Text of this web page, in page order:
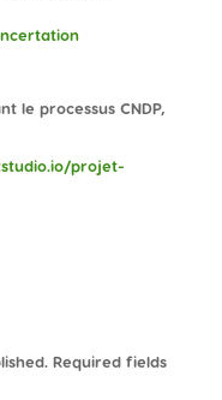
le processus CNDP,
projet-
Required fields